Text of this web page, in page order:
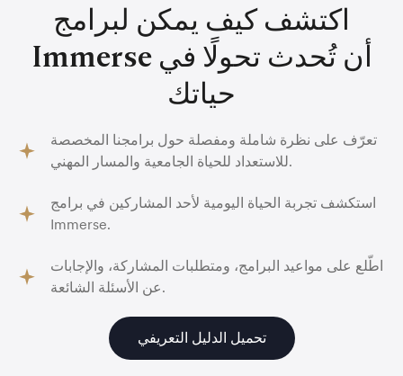
اكتشف كيف يمكن لبرامج
Immerse أن تُحدث تحولًا في
حياتك
تعرّف على نظرة شاملة ومفصلة حول برامجنا المخصصة
للاستعداد للحياة الجامعية والمسار المهني.
استكشف تجربة الحياة اليومية لأحد المشاركين في برامج
Immerse.
اطّلع على مواعيد البرامج، ومتطلبات المشاركة، والإجابات
عن الأسئلة الشائعة.
تحميل الدليل التعريفي